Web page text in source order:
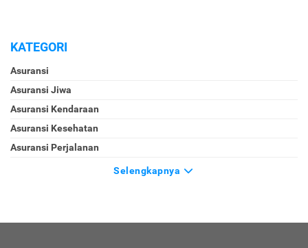
KATEGORI
Asuransi
Asuransi Jiwa
Asuransi Kendaraan
Asuransi Kesehatan
Asuransi Perjalanan
Selengkapnya